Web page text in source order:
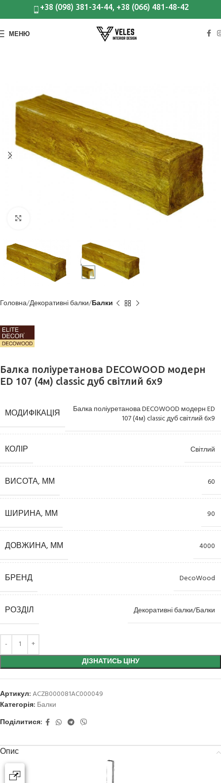
+38 (098) 381-34-44, +38 (066) 481-48-42
МЕНЮ
Головна Декоративні балки Балки
Балка поліуретанова DECOWOOD модерн
ED 107 (4м) classic дуб світлий 6х9
МОДИФІКАЦІЯ
Балка поліуретанова DECOWOOD модерн ED
107 (4м) classic дуб світлий 6х9
КОЛІР Світлий
ВИСОТА, ММ 60
ШИРИНА, ММ 90
ДОВЖИНА, ММ 4000
БРЕНД DecoWood
РОЗДІЛ Декоративні балки/Балки
ДІЗНАТИСЬ ЦІНУ
Артикул:ACZB000081AC000049
Категорія: Балки
Поділитися:
Опис